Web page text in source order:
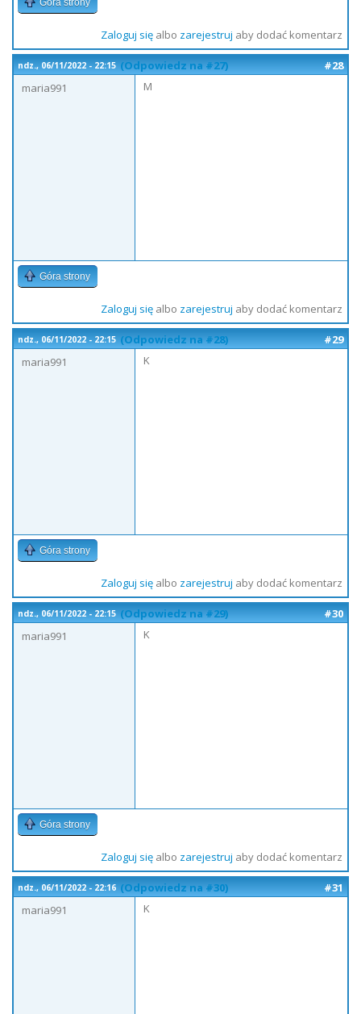
Góra strony
Zaloguj sięalbo zarejestruj aby dodać komentarz
ndz., 06/11/2022 - 22:15 (Odpowiedz na #27)
#28
maria991
M
Góra strony
Zaloguj sięalbo zarejestruj aby dodać komentarz
ndz., 06/11/2022 - 22:15 (Odpowiedz na #28)
#29
maria991
K
Góra strony
Zaloguj sięalbo zarejestruj aby dodać komentarz
ndz., 06/11/2022 - 22:15 (Odpowiedz na #29)
#30
maria991
K
Góra strony
Zaloguj sięalbo zarejestruj aby dodać komentarz
ndz., 06/11/2022 - 22:16 (Odpowiedz na #30)
#31
maria991
K